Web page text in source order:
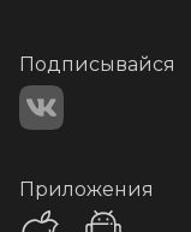
Подписывайся
Приложения